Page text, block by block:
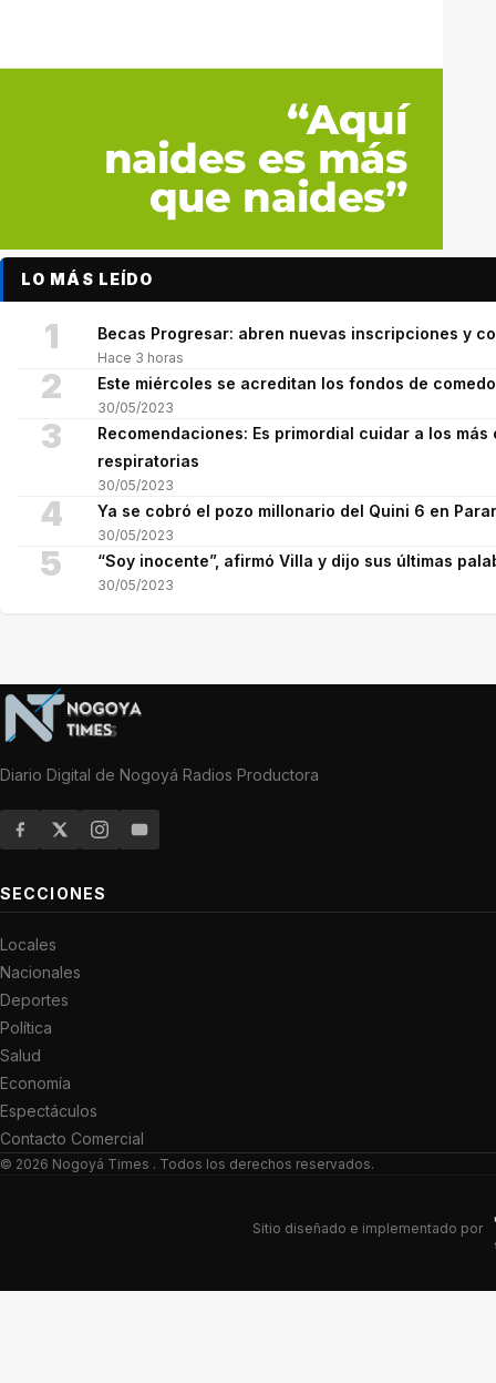
LO MÁS LEÍDO
1 Becas Progresar: abren nuevas inscripciones y
Hace 3 horas
2 Este miércoles se acreditan los fondos de
30/05/2023
3
Recomendaciones: Es primordial cuidar a los
respiratorias
30/05/2023
4 Ya se cobró el pozo millonario del Quini 6 en
30/05/2023
5 “Soy inocente”, afirmó Villa y dijo sus últimas
30/05/2023
Diario Digital de Nogoyá Radios Productora
SECCIONES
Locales
Nacionales
Deportes
Política
Salud
Economía
Espectáculos
Contacto Comercial
© 2026 Nogoyá Times . Todos los derechos reservados.
Sitio diseñado e implementado por